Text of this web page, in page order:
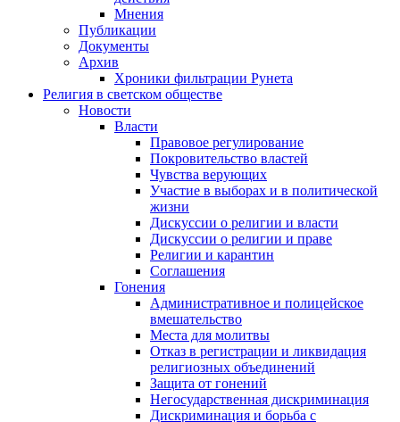
Мнения
Публикации
Документы
Архив
Хроники фильтрации Рунета
Религия в светском обществе
Новости
Власти
Правовое регулирование
Покровительство властей
Чувства верующих
Участие в выборах и в политической
жизни
Дискуссии о религии и власти
Дискуссии о религии и праве
Религии и карантин
Соглашения
Гонения
Административное и полицейское
вмешательство
Места для молитвы
Отказ в регистрации и ликвидация
религиозных объединений
Защита от гонений
Негосударственная дискриминация
Дискриминация и борьба с